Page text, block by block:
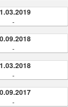
-
-
-
-